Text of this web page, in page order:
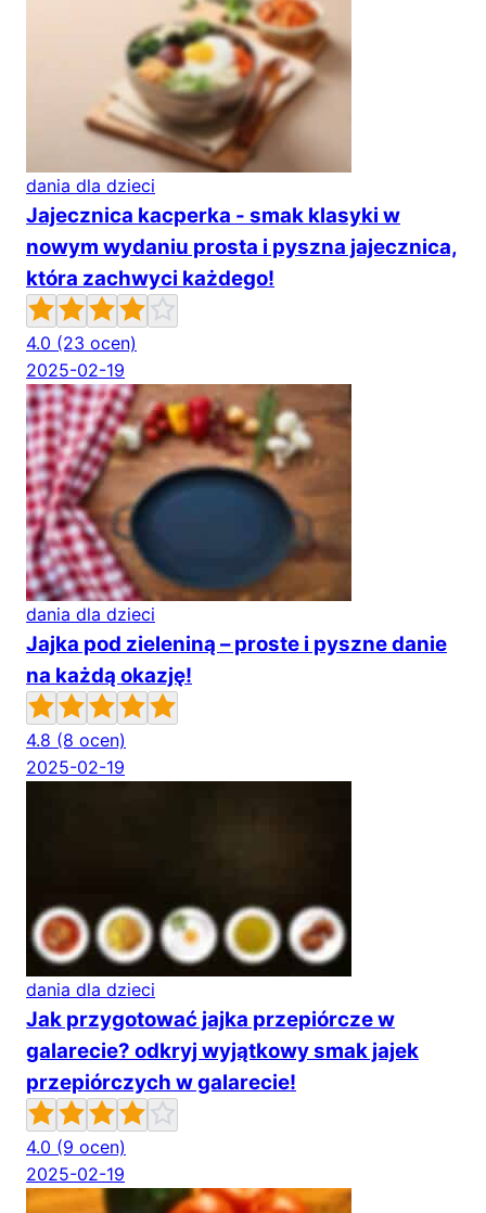
dania dla dzieci
Jajecznica kacperka - smak klasyki w
nowym wydaniu prosta i pyszna jajecznica,
która zachwyci każdego!
4.0 (23 ocen)
2025-02-19
dania dla dzieci
Jajka pod zieleniną – proste i pyszne danie
na każdą okazję!
4.8 (8 ocen)
2025-02-19
dania dla dzieci
Jak przygotować jajka przepiórcze w
galarecie? odkryj wyjątkowy smak jajek
przepiórczych w galarecie!
4.0 (9 ocen)
2025-02-19